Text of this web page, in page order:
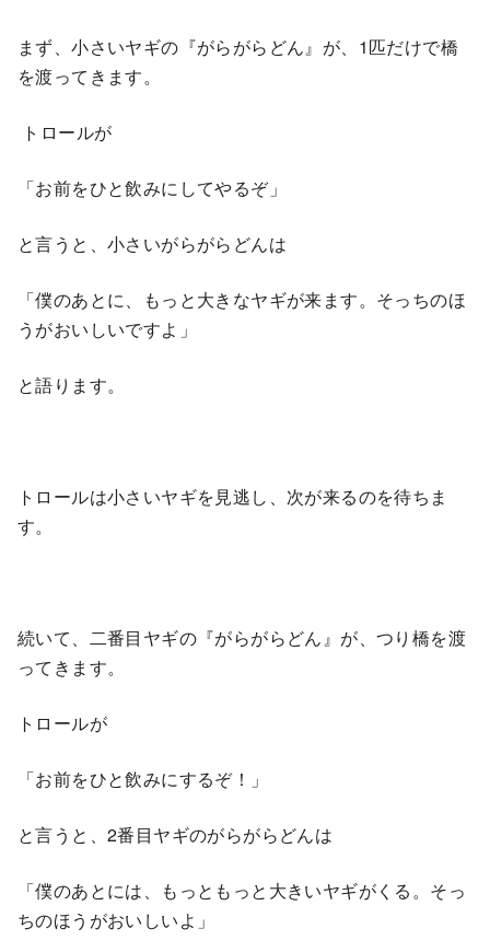
まず、小さいヤギの『がらがらどん』が、1匹だけで橋
を渡ってきます。
トロールが
「お前をひと飲みにしてやるぞ」
と言うと、小さいがらがらどんは
「僕のあとに、もっと大きなヤギが来ます。そっちのほ
うがおいしいですよ」
と語ります。
トロールは小さいヤギを見逃し、次が来るのを待ちま
す。
続いて、二番目ヤギの『がらがらどん』が、つり橋を渡
ってきます。
トロールが
「お前をひと飲みにするぞ！」
と言うと、2番目ヤギのがらがらどんは
「僕のあとには、もっともっと大きいヤギがくる。そっ
ちのほうがおいしいよ」